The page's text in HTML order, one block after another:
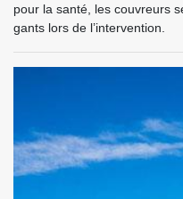
pour la santé, les couvreurs
gants lors de l’intervention.